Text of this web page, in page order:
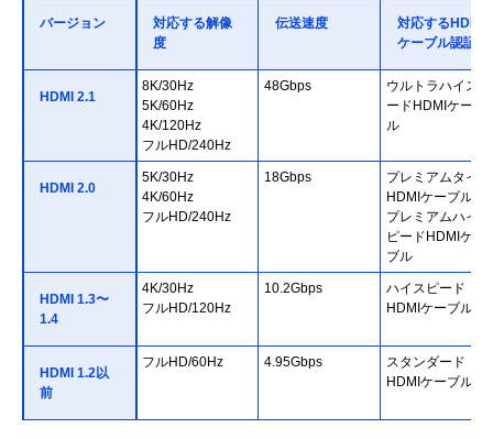
バージョン
対応する解像
度
伝送速度
対応するHDMI
ケーブル認証
HDMI 2.1
8K/30Hz
5K/60Hz
4K/120Hz
フルHD/240Hz
48Gbps
ウルトラハイスピ
ードHDMIケーブ
ル
HDMI 2.0
5K/30Hz
4K/60Hz
フルHD/240Hz
18Gbps
プレミアムタイプ
HDMIケーブル／
プレミアムハイス
ピードHDMIケー
ブル
HDMI 1.3〜
1.4
4K/30Hz
フルHD/120Hz
10.2Gbps
ハイスピード
HDMIケーブル
HDMI 1.2以
前
フルHD/60Hz 4.95Gbps
スタンダード
HDMIケーブル